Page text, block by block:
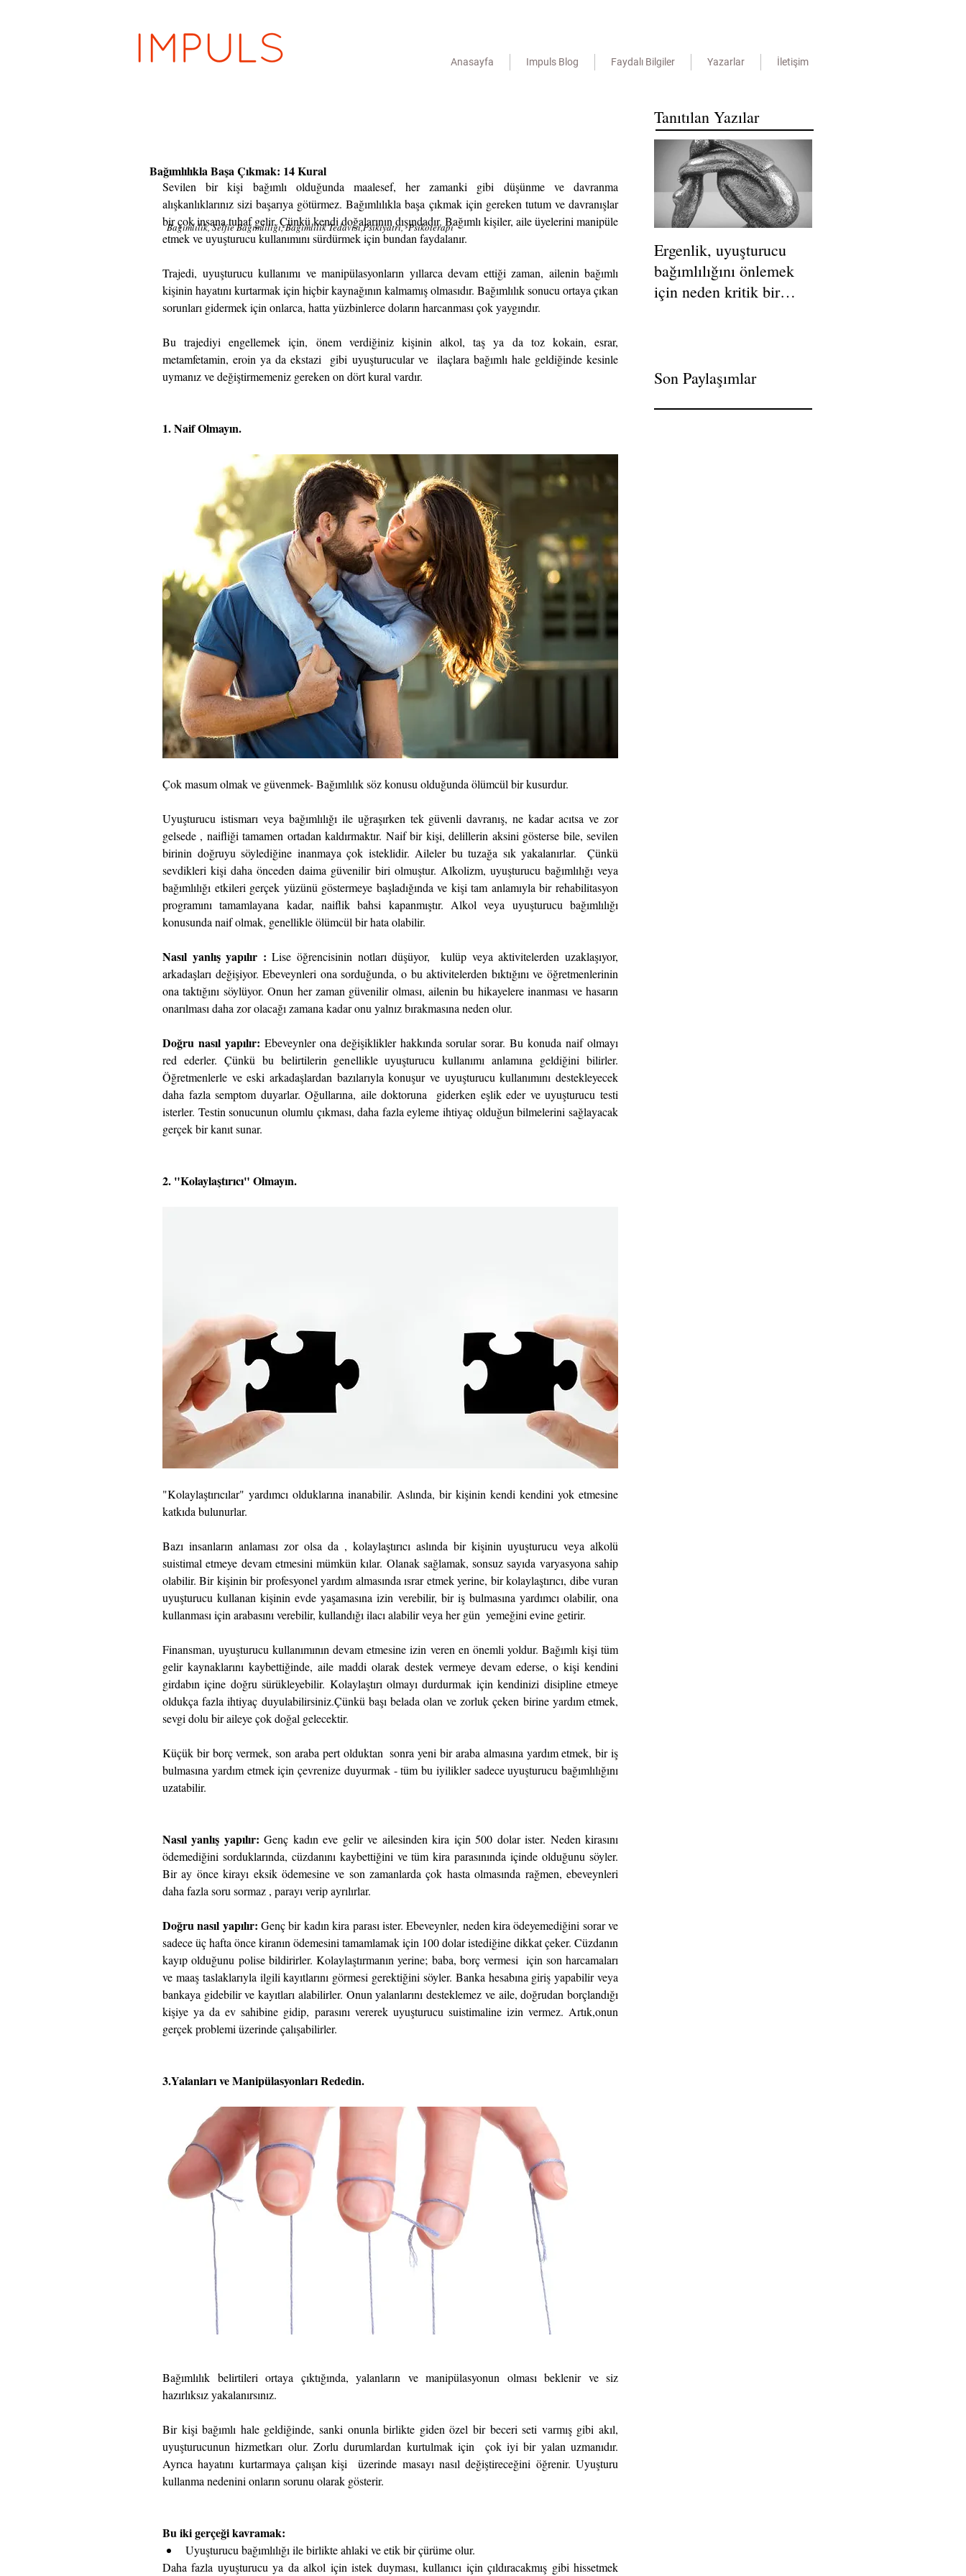
Anasayfa Impuls Blog Faydalı Bilgiler Yazarlar İletişim
Tanıtılan Yazılar
Bağımlılıkla Başa Çıkmak: 14 Kural
Sevilen bir kişi bağımlı olduğunda maalesef, her zamanki gibi düşünme ve davranma
alışkanlıklarınız sizi başarıya götürmez. Bağımlılıkla başa çıkmak için gereken tutum ve davranışlar
bir çok insana tuhaf gelir. Çünkü kendi doğalarının dışındadır. Bağımlı kişiler, aile üyelerini manipüle
etmek ve uyuşturucu kullanımını sürdürmek için bundan faydalanır.
Trajedi, uyuşturucu kullanımı ve manipülasyonların yıllarca devam ettiği zaman, ailenin bağımlı
kişinin hayatını kurtarmak için hiçbir kaynağının kalmamış olmasıdır. Bağımlılık sonucu ortaya çıkan
sorunları gidermek için onlarca, hatta yüzbinlerce doların harcanması çok yaygındır.
Bu trajediyi engellemek için, önem verdiğiniz kişinin alkol, taş ya da toz kokain, esrar,
metamfetamin, eroin ya da ekstazi  gibi uyuşturucular ve  ilaçlara bağımlı hale geldiğinde kesinle
uymanız ve değiştirmemeniz gereken on dört kural vardır.
1. Naif Olmayın.
Çok masum olmak ve güvenmek- Bağımlılık söz konusu olduğunda ölümcül bir kusurdur.
Uyuşturucu istismarı veya bağımlılığı ile uğraşırken tek güvenli davranış, ne kadar acıtsa ve zor
gelsede , naifliği tamamen ortadan kaldırmaktır. Naif bir kişi, delillerin aksini gösterse bile, sevilen
birinin doğruyu söylediğine inanmaya çok isteklidir. Aileler bu tuzağa sık yakalanırlar.  Çünkü
sevdikleri kişi daha önceden daima güvenilir biri olmuştur. Alkolizm, uyuşturucu bağımlılığı veya
bağımlılığı etkileri gerçek yüzünü göstermeye başladığında ve kişi tam anlamıyla bir rehabilitasyon
programını tamamlayana kadar, naiflik bahsi kapanmıştır. Alkol veya uyuşturucu bağımlılığı
konusunda naif olmak, genellikle ölümcül bir hata olabilir.
Nasıl yanlış yapılır : Lise öğrencisinin notları düşüyor,  kulüp veya aktivitelerden uzaklaşıyor,
arkadaşları değişiyor. Ebeveynleri ona sorduğunda, o bu aktivitelerden bıktığını ve öğretmenlerinin
ona taktığını söylüyor. Onun her zaman güvenilir olması, ailenin bu hikayelere inanması ve hasarın
onarılması daha zor olacağı zamana kadar onu yalnız bırakmasına neden olur.
Doğru nasıl yapılır: Ebeveynler ona değişiklikler hakkında sorular sorar. Bu konuda naif olmayı
red ederler. Çünkü bu belirtilerin genellikle uyuşturucu kullanımı anlamına geldiğini bilirler.
Öğretmenlerle ve eski arkadaşlardan bazılarıyla konuşur ve uyuşturucu kullanımını destekleyecek
daha fazla semptom duyarlar. Oğullarına, aile doktoruna  giderken eşlik eder ve uyuşturucu testi
isterler. Testin sonucunun olumlu çıkması, daha fazla eyleme ihtiyaç olduğun bilmelerini sağlayacak
gerçek bir kanıt sunar.
2. "Kolaylaştırıcı" Olmayın.
"Kolaylaştırıcılar" yardımcı olduklarına inanabilir. Aslında, bir kişinin kendi kendini yok etmesine
katkıda bulunurlar.
Bazı insanların anlaması zor olsa da , kolaylaştırıcı aslında bir kişinin uyuşturucu veya alkolü
suistimal etmeye devam etmesini mümkün kılar. Olanak sağlamak, sonsuz sayıda varyasyona sahip
olabilir. Bir kişinin bir profesyonel yardım almasında ısrar etmek yerine, bir kolaylaştırıcı, dibe vuran
uyuşturucu kullanan kişinin evde yaşamasına izin verebilir, bir iş bulmasına yardımcı olabilir, ona
kullanması için arabasını verebilir, kullandığı ilacı alabilir veya her gün  yemeğini evine getirir.
Finansman, uyuşturucu kullanımının devam etmesine izin veren en önemli yoldur. Bağımlı kişi tüm
gelir kaynaklarını kaybettiğinde, aile maddi olarak destek vermeye devam ederse, o kişi kendini
girdabın içine doğru sürükleyebilir. Kolaylaştırı olmayı durdurmak için kendinizi disipline etmeye
oldukça fazla ihtiyaç duyulabilirsiniz.Çünkü başı belada olan ve zorluk çeken birine yardım etmek,
sevgi dolu bir aileye çok doğal gelecektir.
Küçük bir borç vermek, son araba pert olduktan  sonra yeni bir araba almasına yardım etmek, bir iş
bulmasına yardım etmek için çevrenize duyurmak - tüm bu iyilikler sadece uyuşturucu bağımlılığını
uzatabilir.
Nasıl yanlış yapılır: Genç kadın eve gelir ve ailesinden kira için 500 dolar ister. Neden kirasını
ödemediğini sorduklarında, cüzdanını kaybettiğini ve tüm kira parasınında içinde olduğunu söyler.
Bir ay önce kirayı eksik ödemesine ve son zamanlarda çok hasta olmasında rağmen, ebeveynleri
daha fazla soru sormaz , parayı verip ayrılırlar.
Doğru nasıl yapılır: Genç bir kadın kira parası ister. Ebeveynler, neden kira ödeyemediğini sorar ve
sadece üç hafta önce kiranın ödemesini tamamlamak için 100 dolar istediğine dikkat çeker. Cüzdanın
kayıp olduğunu polise bildirirler. Kolaylaştırmanın yerine; baba, borç vermesi  için son harcamaları
ve maaş taslaklarıyla ilgili kayıtlarını görmesi gerektiğini söyler. Banka hesabına giriş yapabilir veya
bankaya gidebilir ve kayıtları alabilirler. Onun yalanlarını desteklemez ve aile, doğrudan borçlandığı
kişiye ya da ev sahibine gidip, parasını vererek uyuşturucu suistimaline izin vermez. Artık,onun
gerçek problemi üzerinde çalışabilirler.
3.Yalanları ve Manipülasyonları Rededin.
Bağımlılık belirtileri ortaya çıktığında, yalanların ve manipülasyonun olması beklenir ve siz
hazırlıksız yakalanırsınız.
Bir kişi bağımlı hale geldiğinde, sanki onunla birlikte giden özel bir beceri seti varmış gibi akıl,
uyuşturucunun hizmetkarı olur. Zorlu durumlardan kurtulmak için  çok iyi bir yalan uzmanıdır.
Ayrıca hayatını kurtarmaya çalışan kişi  üzerinde masayı nasıl değiştireceğini öğrenir. Uyuşturu
kullanma nedenini onların sorunu olarak gösterir.
Bu iki gerçeği kavramak:
Uyuşturucu bağımlılığı ile birlikte ahlaki ve etik bir çürüme olur.
Daha fazla uyuşturucu ya da alkol için istek duyması, kullanıcı için çıldıracakmış gibi hissetmek
Bağımlılık, Selfie Bağımlılığı, Bağımlılık Tedavisi,Psikiyatri, Psikoterapi
Ergenlik, uyuşturucu
bağımlılığını önlemek
için neden kritik bir
Son Paylaşımlar